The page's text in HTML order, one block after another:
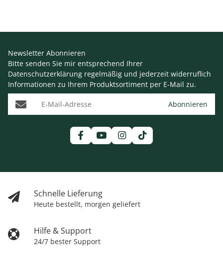
Schnelle Lieferung
Heute bestellt, morgen geliefert
Hilfe & Support
24/7 bester Support
Newsletter Abonnieren
Bitte senden Sie mir entsprechend Ihrer
Datenschutzerklärung regelmäßig und jederzeit widerruflich
Informationen zu Ihrem Produktsortiment per E-Mail zu.
E-Mail-Adresse Abonnieren